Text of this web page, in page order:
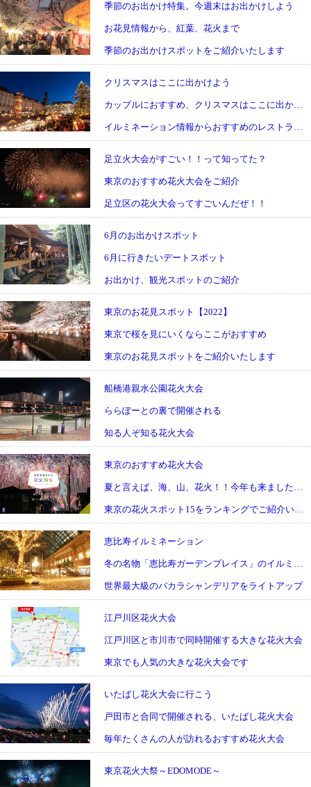
季節のお出かけ特集。今週末はお出かけしよう
お花見情報から、紅葉、花火まで
季節のお出かけスポットをご紹介いたします
クリスマスはここに出かけよう
足立火大会がすごい！！って知ってた？
東京のおすすめ花火大会をご紹介
足立区の花火大会ってすごいんだぜ！！
6月のお出かけスポット
6月に行きたいデートスポット
お出かけ、観光スポットのご紹介
東京のお花見スポット【2022】
東京で桜を見にいくならここがおすすめ
東京のお花見スポットをご紹介いたします
船橋港親水公園花火大会
ららぽーとの裏で開催される
知る人ぞ知る花火大会
東京のおすすめ花火大会
恵比寿イルミネーション
世界最大級のバカラシャンデリアをライトアップ
江戸川区花火大会
江戸川区と市川市で同時開催する大きな花火大会
東京でも人気の大きな花火大会です
いたばし花火大会に行こう
戸田市と合同で開催される、いたばし花火大会
毎年たくさんの人が訪れるおすすめ花火大会
東京花火大祭～EDOMODE～